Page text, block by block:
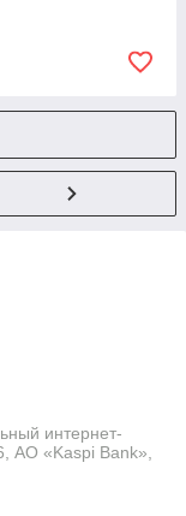
интернет-
АО «Kaspi Bank»,